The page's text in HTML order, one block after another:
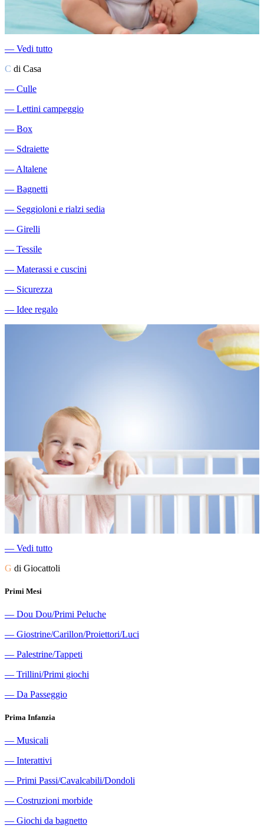
― Vedi tutto
C di Casa
― Culle
― Lettini campeggio
― Box
― Sdraiette
―Altalene
― Bagnetti
― Seggioloni e rialzi sedia
― Girelli
― Tessile
― Materassi e cuscini
― Sicurezza
― Idee regalo
― Vedi tutto
G di Giocattoli
Primi Mesi
― Dou Dou/Primi Peluche
― Giostrine/Carillon/Proiettori/Luci
― Palestrine/Tappeti
― Trillini/Primi giochi
― Da Passeggio
Prima Infanzia
― Musicali
― Interattivi
― Primi Passi/Cavalcabili/Dondoli
― Costruzioni morbide
― Giochi da bagnetto